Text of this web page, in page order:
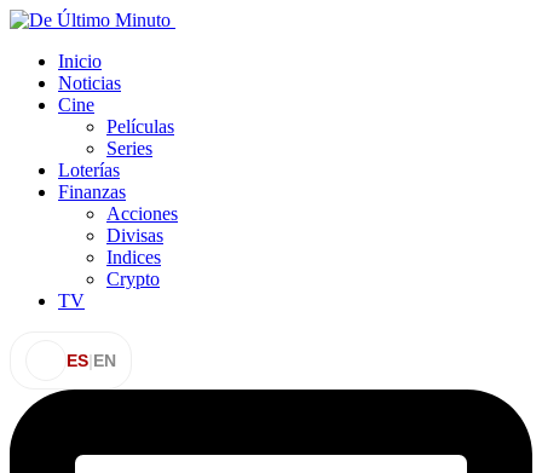
Inicio
Noticias
Cine
Películas
Series
Loterías
Finanzas
Acciones
Divisas
Indices
Crypto
TV
ES|EN